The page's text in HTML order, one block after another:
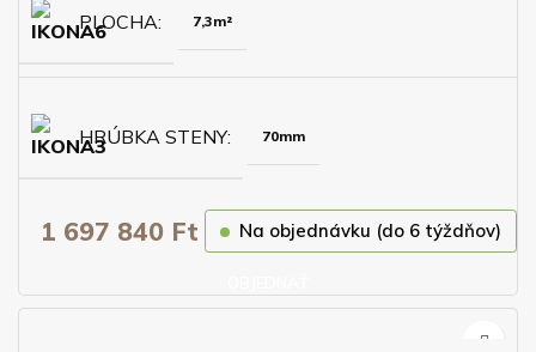
PLOCHA 7,3m²
HRÚBKA STENY 70mm
1 697 840 Ft Na objednávku (do 6 týždňov)